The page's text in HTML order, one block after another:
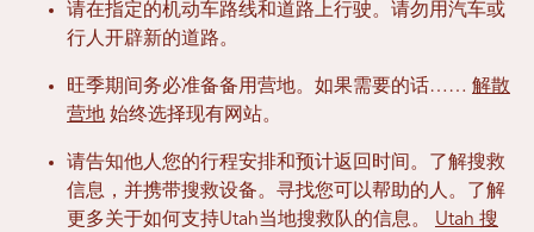
请在指定的机动车路线和道路上行驶。请勿用汽车或
行人开辟新的道路。
旺季期间务必准备备用营地。如果需要的话…… 解散
营地 始终选择现有网站。
请告知他人您的行程安排和预计返回时间。了解搜救
信息，并携带搜救设备。寻找您可以帮助的人。了解
更多关于如何支持Utah当地搜救队的信息。 Utah 搜